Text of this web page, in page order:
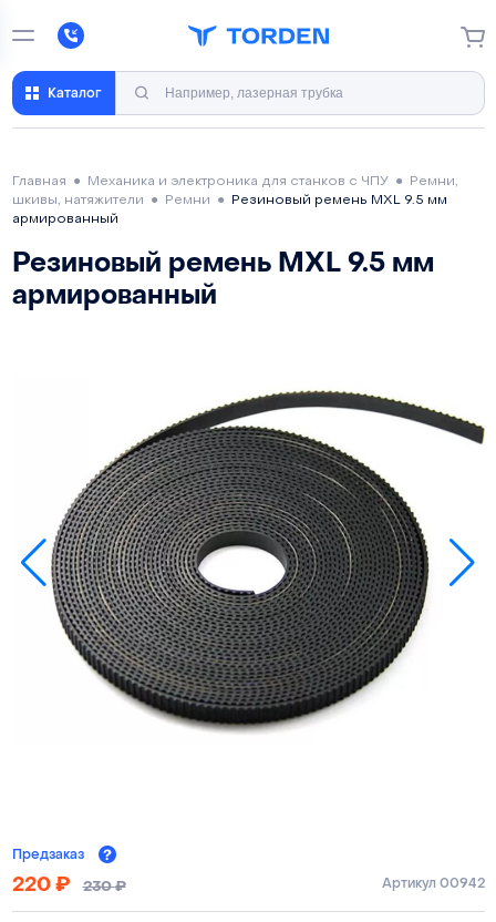
Каталог
Главная ● Механика и электроника для станков с ЧПУ●
Ремни,
шкивы, натяжители ● Ремни ●
Резиновый ремень MXL 9.5 мм
армированный
Резиновый ремень MXL 9.5 мм
армированный
Предзаказ
220₽ 230₽ Артикул 00942